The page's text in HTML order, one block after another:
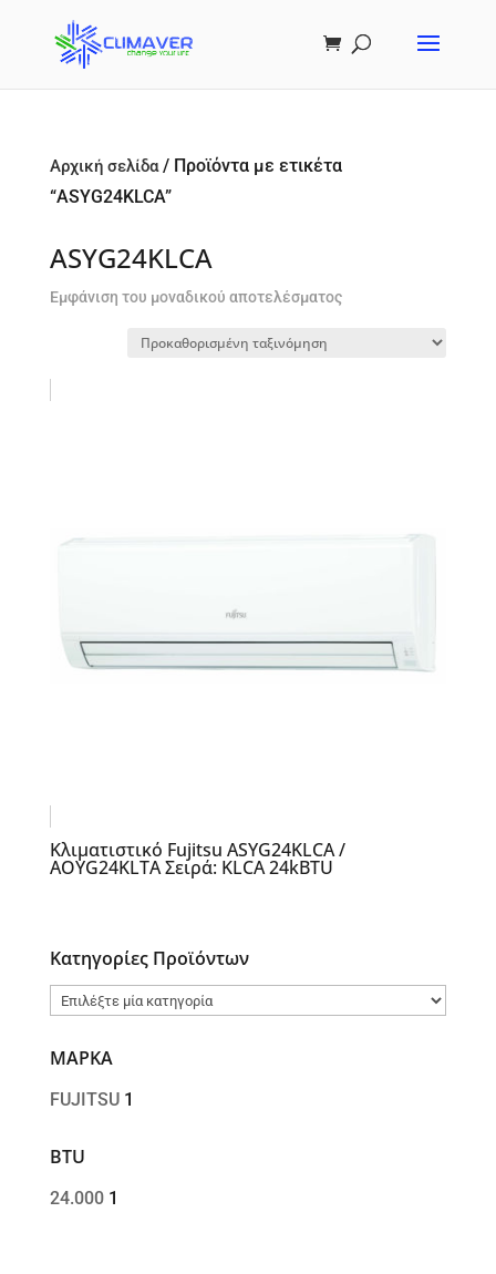
Αρχική σελίδα/ Προϊόντα με ετικέτα
“ASYG24KLCA”
ASYG24KLCA
Εμφάνιση του μοναδικού αποτελέσματος
Κλιματιστικό Fujitsu ASYG24KLCA /
AOYG24KLTA Σειρά: KLCA 24kBTU
Κατηγορίες Προϊόντων
ΜΑΡΚΑ
FUJITSU 1
BTU
24.000 1